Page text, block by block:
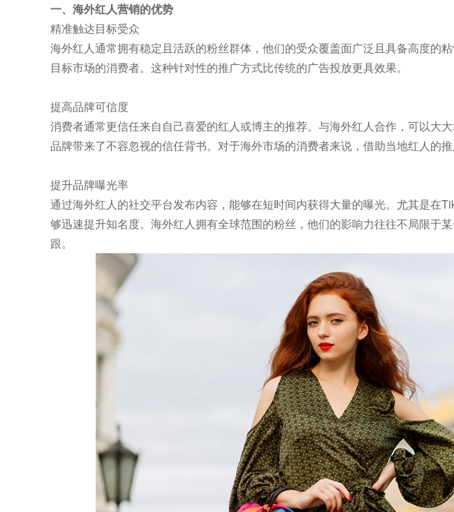
一、海外红人营销的优势
精准触达目标受众
海外红人通常拥有稳定且活跃的粉丝群体，他们的受众覆盖面广泛且具备高度的
目标市场的消费者。这种针对性的推广方式比传统的广告投放更具效果。
提高品牌可信度
消费者通常更信任来自自己喜爱的红人或博主的推荐。与海外红人合作，可以大
品牌带来了不容忽视的信任背书。对于海外市场的消费者来说，借助当地红人的推
提升品牌曝光率
通过海外红人的社交平台发布内容，能够在短时间内获得大量的曝光。尤其是在
够迅速提升知名度。海外红人拥有全球范围的粉丝，他们的影响力往往不局限于
跟。